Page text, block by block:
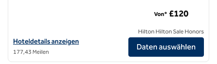
Hoteldetails für The Samuel Ryder Hotel St. Albans, Tapestry
Hoteldetails anzeigen
177,43 Meilen
Von* £120
Hilton Hilton Sale Honors
Daten auswählen
1/12